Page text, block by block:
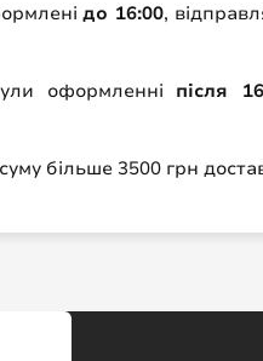
до 16:00,
оформленні після
більше 3500 грн